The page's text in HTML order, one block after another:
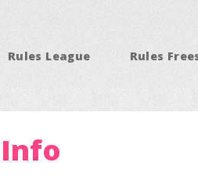
Rules League Rules
Info